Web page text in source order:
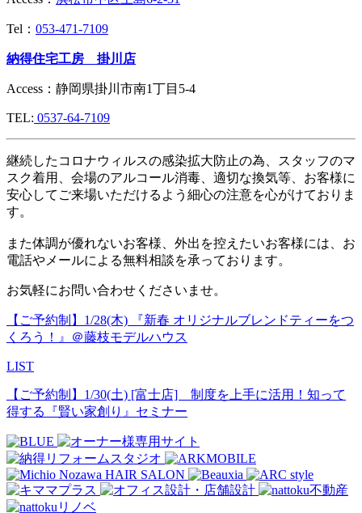
Tel： 053-471-7109
納得住宅工房 掛川店
Access： 静岡県掛川市南1丁目5-4
TEL: 0537-64-7109
継続したコロナウィルスの感染拡大防止の為、スタッフのマ
スク着用、会場のアルコール消毒、適切な換気等、お客様に
安心してご来場いただけるよう細心の注意を心がけておりま
す。
また体調が優れないお客様、外出を控えたいお客様には、お
電話やメールによる無料相談を承っております。
お気軽にお問い合わせくださいませ。
【ご予約制】1/28(木) 『新春 オリジナルブレンドティーをつ
くろう！』＠藤枝モデルハウス
LIST
【ご予約制】1/30(土) [富士店] 制度を上手に活用！知って
得する『賢い家創り』セミナー